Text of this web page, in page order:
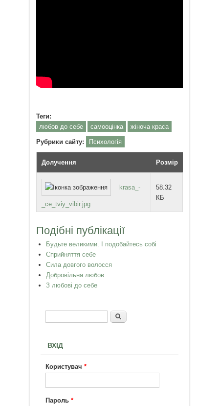
Теги:
любов до себе
самооцінка жіноча краса
Рубрики сайту: Психологія
Долучення Розмір
krasa_-
_ce_tviy_vibir.jpg
58.32
КБ
Подібні публікації
Будьте великими. І подобайтесь собі
Сприйняття себе
Сила довгого волосся
Добровільна любов
З любові до себе
Пошукова форма
Пошук
ВХІД
Користувач*
Пароль*